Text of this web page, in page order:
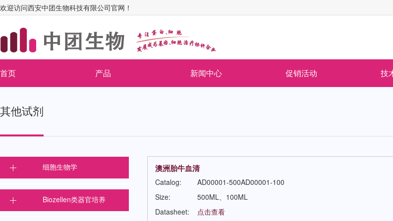
欢迎访问西安中团生物科技有限公司官网！
首页 产品 新闻中心 促销活动 技
其他试剂
细胞生物学
Biozellen类器官培养
澳洲胎牛血清
Catalog:
AD00001-500AD00001-100
Size:
500ML、100ML
Datasheet:
点击查看